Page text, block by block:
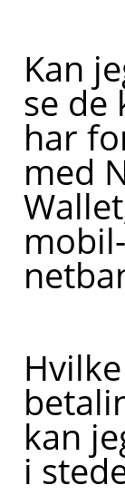
Kan
se de
har
med
kan
i